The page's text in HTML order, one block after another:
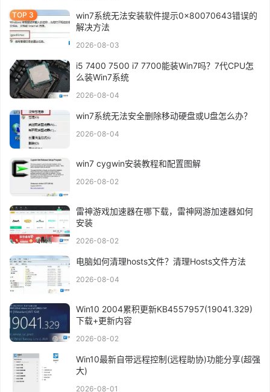
win7系统无法安装软件提示0x80070643错误的
解决方法
2026-08-03
i5 7400 7500 i7 7700能装Win7吗？7代CPU怎
么装Win7系统
2026-08-04
win7系统无法安全删除移动硬盘或U盘怎么办？
2026-08-04
win7 cygwin安装教程和配置图解
2026-08-02
雷神游戏加速器在哪下载，雷神网游加速器如何
安装
2026-08-02
电脑如何清理hosts文件？清理Hosts文件方法
2026-08-04
Win10 2004累积更新KB4557957(19041.329)
下载+更新内容
2026-08-02
Win10最新自带远程控制(远程助协)功能分享(超强
大)
2026-08-01